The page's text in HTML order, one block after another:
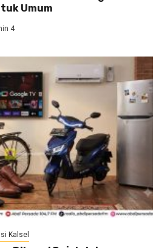
Umum
4
Kalsel